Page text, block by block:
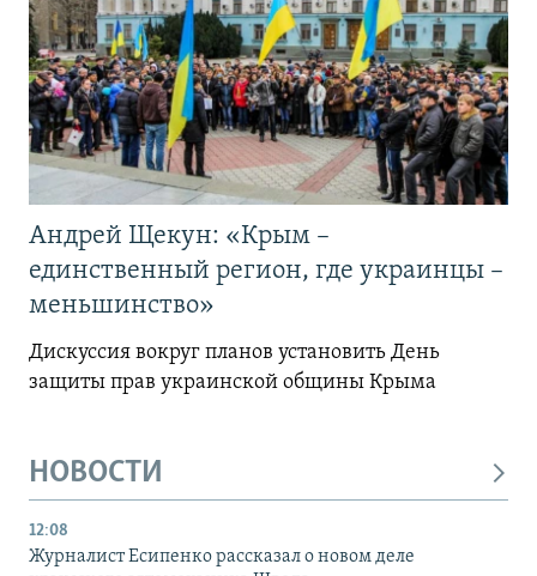
Андрей Щекун: «Крым –
единственный регион, где украинцы –
меньшинство»
Дискуссия вокруг планов установить День
защиты прав украинской общины Крыма
НОВОСТИ
12:08
Журналист Есипенко рассказал о новом деле